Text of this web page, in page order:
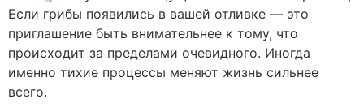
Если грибы появились в вашей отливке — это
приглашение быть внимательнее к тому, что
происходит за пределами очевидного. Иногда
именно тихие процессы меняют жизнь сильнее
всего.